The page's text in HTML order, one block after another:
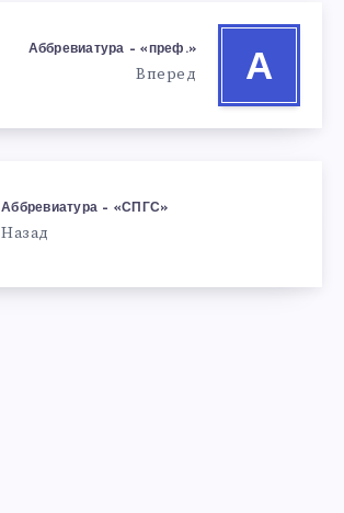
А
Аббревиатура – «преф.»
Вперед
Аббревиатура – «СПГС»
Назад